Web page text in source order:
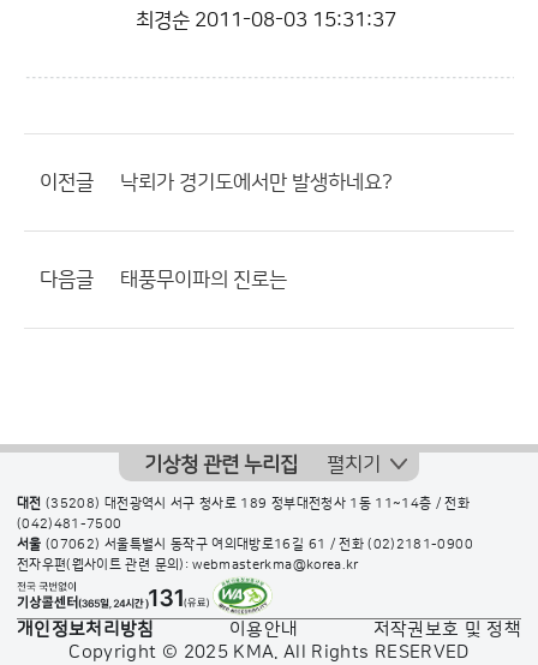
최경순 2011-08-03 15:31:37
이전글 낙뢰가 경기도에서만 발생하네요?
다음글 태풍무이파의 진로는
기상청 관련 누리집 펼치기
대전 (35208) 대전광역시 서구 청사로 189 정부대전청사 1동 11~14층 / 전화
(042)481-7500
서울 (07062) 서울특별시 동작구 여의대방로16길 61 / 전화(02)2181-0900
전자우편(웹사이트 관련 문의): webmasterkma@korea.kr
개인정보처리방침 이용안내
저작권보호 및 정책
Copyright © 2025 KMA. All Rights RESERVED